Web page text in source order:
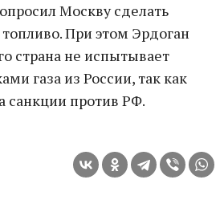
Москву сделать
При этом Эрдоган
страна не испытывает
газа из России, так как
санкции против РФ.